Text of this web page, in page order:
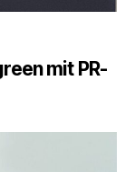
mit PR-